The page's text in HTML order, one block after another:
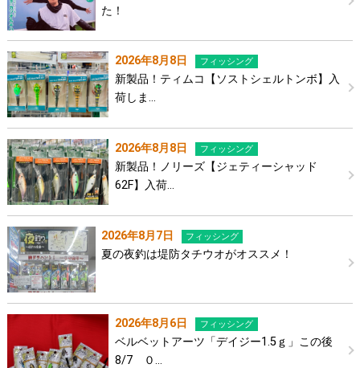
た！
2026年8月8日 フィッシング
新製品！ティムコ【ソストシェルトンボ】入
荷しま…
2026年8月8日 フィッシング
新製品！ノリーズ【ジェティーシャッド
62F】入荷…
2026年8月7日 フィッシング
夏の夜釣は堤防タチウオがオススメ！
2026年8月6日 フィッシング
ベルベットアーツ「デイジー1.5ｇ」この後
8/7 ０…